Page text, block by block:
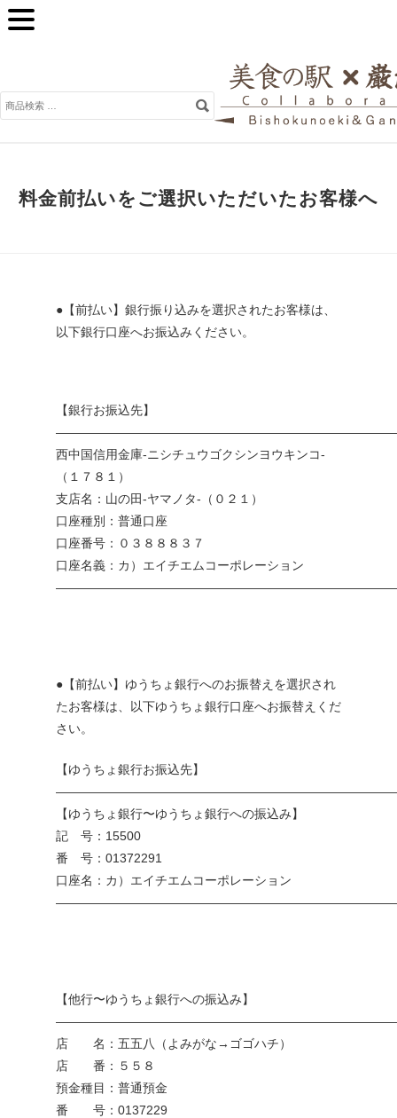
検
索
料金前払いをご選択いただいたお客様へ
●【前払い】銀行振り込みを選択されたお客様は、
以下銀行口座へお振込みください。
【銀行お振込先】
西中国信用金庫-ニシチュウゴクシンヨウキンコ-
（１７８１）
支店名：山の田-ヤマノタ-（０２１）
口座種別：普通口座
口座番号：０３８８８３７
口座名義：カ）エイチエムコーポレーション
●【前払い】ゆうちょ銀行へのお振替えを選択され
たお客様は、以下ゆうちょ銀行口座へお振替えくだ
さい。
【ゆうちょ銀行お振込先】
【ゆうちょ銀行〜ゆうちょ銀行への振込み】
記 号：15500
番 号：01372291
口座名：カ）エイチエムコーポレーション
【他行〜ゆうちょ銀行への振込み】
店 名：五五八（よみがな→ゴゴハチ）
店 番：５５８
預金種目：普通預金
番 号：0137229